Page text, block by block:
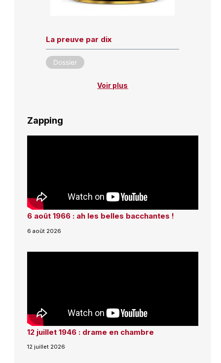
La preuve par dix
Dossier
Voir plus
Zapping
6 août 1966 : ah les belles bacchantes !
6 août 2026
12 juillet 1946 : drame en chambre
12 juillet 2026